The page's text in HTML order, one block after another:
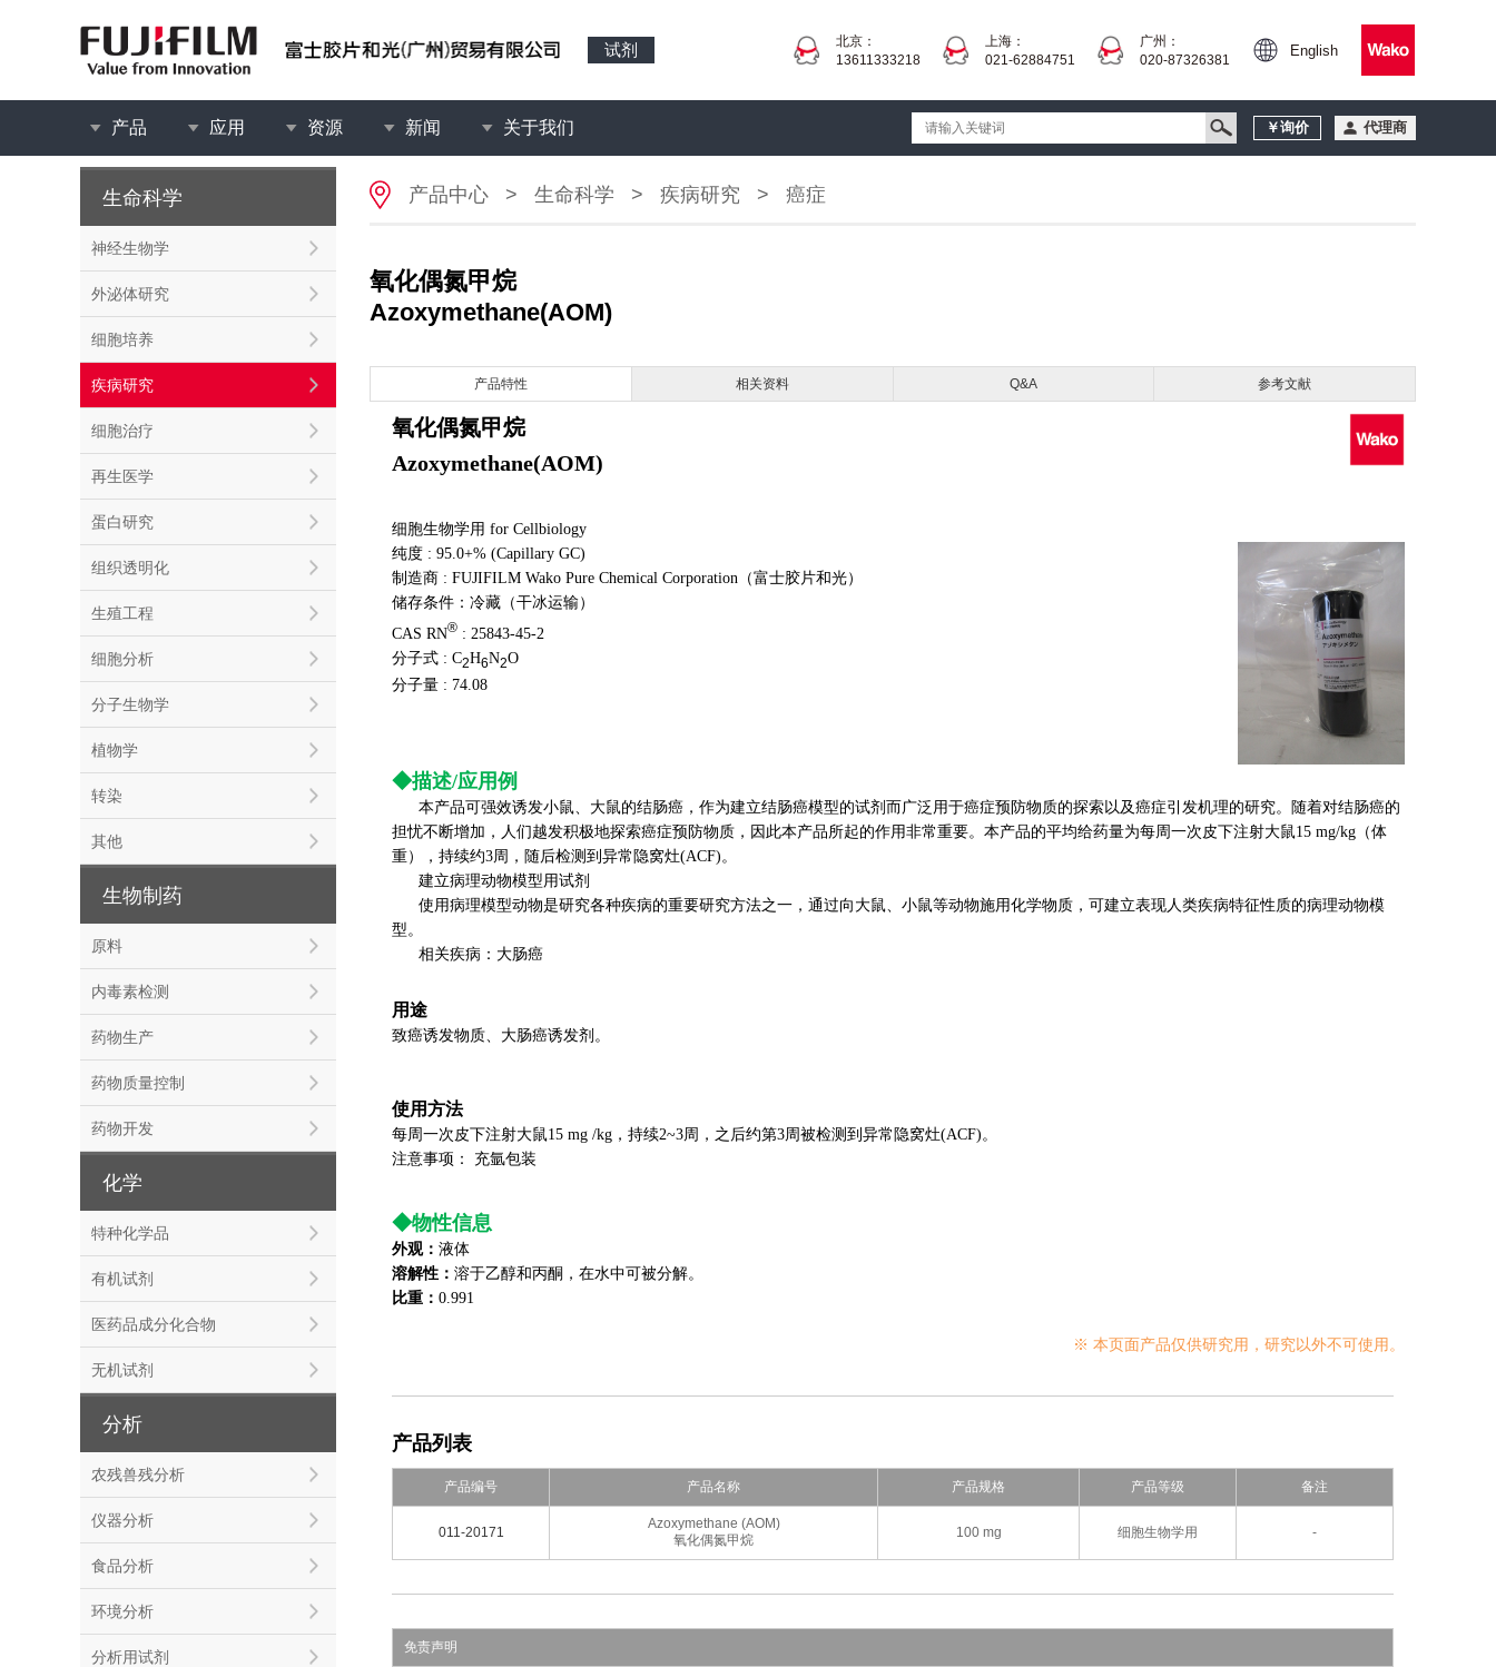
试剂
北京：
13611333218
上海：
021-62884751
广州：
020-87326381
English
产品 应用 资源 新闻 关于我们 ￥询价 代理商
生命科学
神经生物学
外泌体研究
细胞培养
疾病研究
细胞治疗
再生医学
蛋白研究
组织透明化
生殖工程
细胞分析
分子生物学
植物学
转染
其他
生物制药
原料
内毒素检测
药物生产
药物质量控制
药物开发
化学
特种化学品
有机试剂
医药品成分化合物
无机试剂
分析
农残兽残分析
仪器分析
食品分析
环境分析
分析用试剂
产品中心 > 生命科学 > 疾病研究 > 癌症
氧化偶氮甲烷
Azoxymethane(AOM)
产品特性 相关资料 Q&A 参考文献
氧化偶氮甲烷
Azoxymethane(AOM)
细胞生物学用 for Cellbiology
纯度 : 95.0+% (Capillary GC)
制造商 : FUJIFILM Wako Pure Chemical Corporation（富士胶片和光）
储存条件：冷藏（干冰运输）
CAS RN® : 25843-45-2
分子式 : C2H6N2O
分子量 : 74.08
◆描述/应用例
本产品可强效诱发小鼠、大鼠的结肠癌，作为建立结肠癌模型的试剂而广泛用于癌症预防物质的探索以及癌症引发机理的研究。随着对结肠癌的
担忧不断增加，人们越发积极地探索癌症预防物质，因此本产品所起的作用非常重要。本产品的平均给药量为每周一次皮下注射大鼠15 mg/kg（体
重），持续约3周，随后检测到异常隐窝灶(ACF)。
建立病理动物模型用试剂
使用病理模型动物是研究各种疾病的重要研究方法之一，通过向大鼠、小鼠等动物施用化学物质，可建立表现人类疾病特征性质的病理动物模
型。
相关疾病：大肠癌
用途
致癌诱发物质、大肠癌诱发剂。
使用方法
每周一次皮下注射大鼠15 mg /kg，持续2~3周，之后约第3周被检测到异常隐窝灶(ACF)。
注意事项： 充氩包装
◆物性信息
外观： 液体
溶解性： 溶于乙醇和丙酮，在水中可被分解。
比重 ： 0.991
※ 本页面产品仅供研究用，研究以外不可使用。
产品列表
产品编号 产品名称 产品规格 产品等级 备注
011-20171
Azoxymethane (AOM)
氧化偶氮甲烷
100 mg 细胞生物学用 -
免责声明